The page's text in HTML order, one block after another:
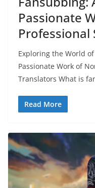
Passionate
Professional
Exploring the World
Passionate Work of
Translators What is
Read More